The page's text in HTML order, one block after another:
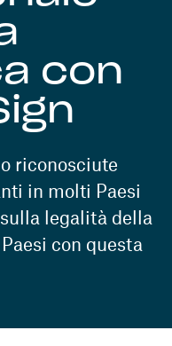
con
riconosciute
in molti Paesi
legalità della
con questa